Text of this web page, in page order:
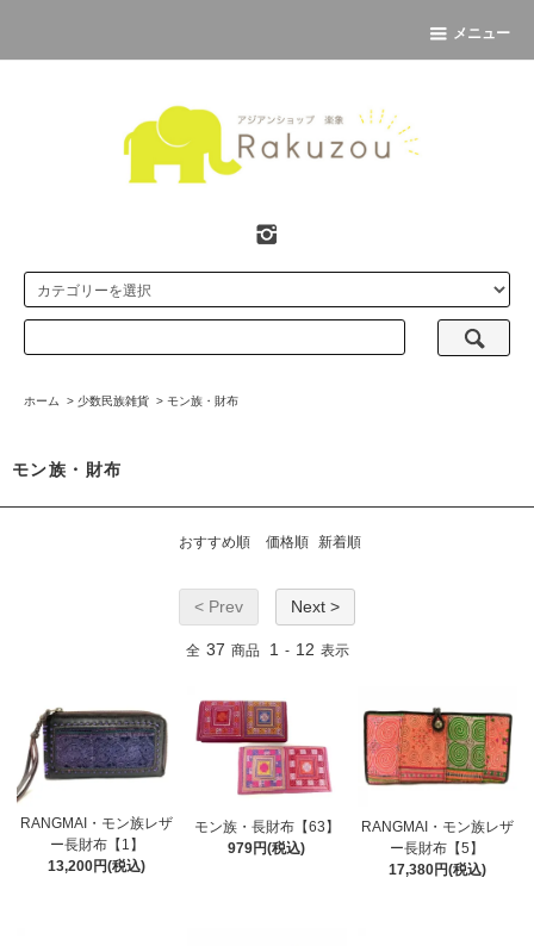
メニュー
ホーム > 少数民族雑貨 > モン族・財布
モン族・財布
おすすめ順 価格順 新着順
< Prev Next >
全 37 商品 1 - 12 表示
RANGMAI・モン族レザ
ー長財布【1】
13,200円(税込)
モン族・長財布【63】
979円(税込)
RANGMAI・モン族レザ
ー長財布【5】
17,380円(税込)